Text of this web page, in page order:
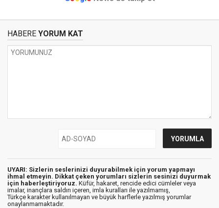
HABERE YORUM KAT
UYARI: Sizlerin seslerinizi duyurabilmek için yorum yapmayı
ihmal etmeyin. Dikkat çeken yorumları sizlerin sesinizi duyurmak
için haberleştiriyoruz. Küfür, hakaret, rencide edici cümleler veya
imalar, inançlara saldırı içeren, imla kuralları ile yazılmamış,
Türkçe karakter kullanılmayan ve büyük harflerle yazılmış yorumlar
onaylanmamaktadır.